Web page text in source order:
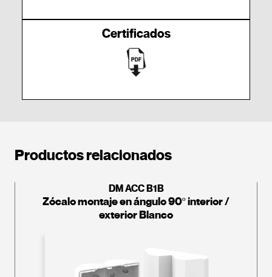
Certificados
Productos relacionados
DM ACC B1B
Zócalo montaje en ángulo 90º interior /
exterior Blanco